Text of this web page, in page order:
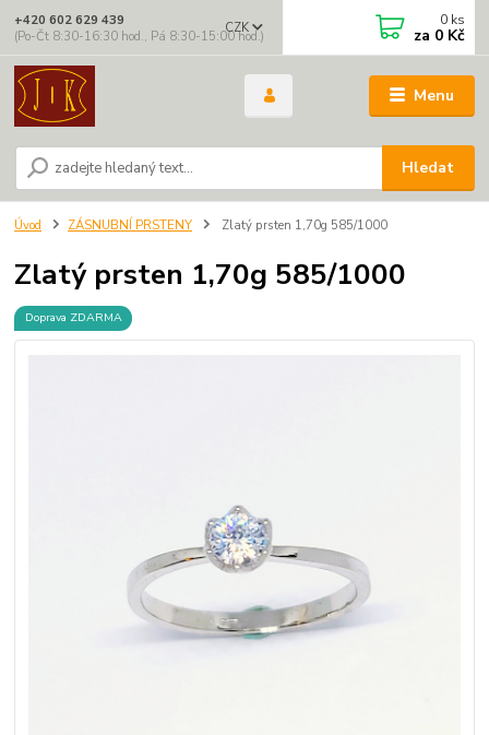
Menu
CZK
Hledat
+420 602 629 439
(Po-Čt 8:30-16:30 hod., Pá 8:30-15:00 hod.)
0 ks
za 0 Kč
Úvod ZÁSNUBNÍ PRSTENY Zlatý prsten 1,70g 585/1000
Zlatý prsten 1,70g 585/1000
Doprava ZDARMA